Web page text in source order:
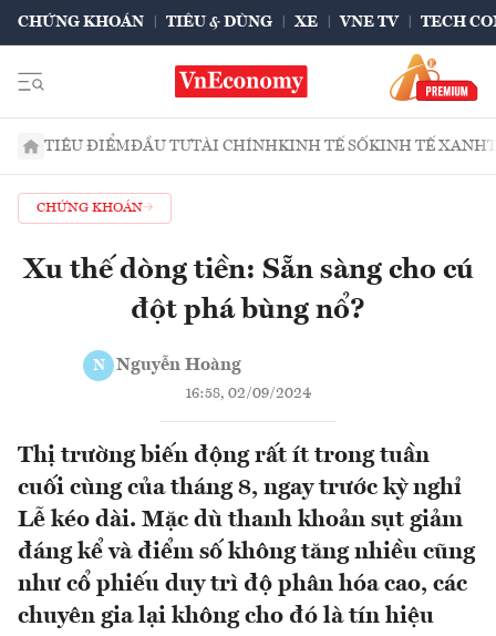
CHỨNG KHOÁN TIÊU & DÙNG XE VNE TV TECH
TIÊU ĐIỂMĐẦU TƯTÀI CHÍNHKINH TẾ SỐKINH TẾ XANH
CHỨNG KHOÁN
Xu thế dòng tiền: Sẵn sàng cho cú
đột phá bùng nổ?
N Nguyễn Hoàng
16:58, 02/09/2024
Thị trường biến động rất ít trong tuần
cuối cùng của tháng 8, ngay trước kỳ nghỉ
Lễ kéo dài. Mặc dù thanh khoản sụt giảm
đáng kể và điểm số không tăng nhiều cũng
như cổ phiếu duy trì độ phân hóa cao, các
chuyên gia lại không cho đó là tín hiệu